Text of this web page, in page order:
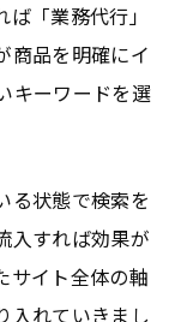
「業務代行」
商品を明確にイ
キーワードを選
る状態で検索を
入すれば効果が
サイト全体の軸
入れていきまし